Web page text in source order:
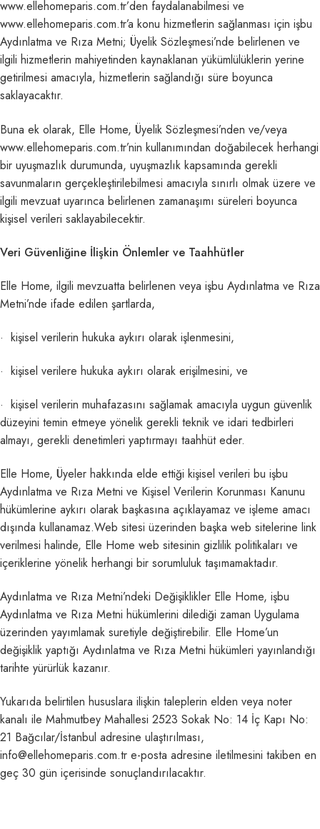
www.ellehomeparis.com.tr’den faydalanabilmesi ve
www.ellehomeparis.com.tr’a konu hizmetlerin sağlanması için işbu
Aydınlatma ve Rıza Metni; Üyelik Sözleşmesi’nde belirlenen ve
ilgili hizmetlerin mahiyetinden kaynaklanan yükümlülüklerin yerine
getirilmesi amacıyla, hizmetlerin sağlandığı süre boyunca
saklayacaktır.
Buna ek olarak, Elle Home, Üyelik Sözleşmesi’nden ve/veya
www.ellehomeparis.com.tr’nin kullanımından doğabilecek herhangi
bir uyuşmazlık durumunda, uyuşmazlık kapsamında gerekli
savunmaların gerçekleştirilebilmesi amacıyla sınırlı olmak üzere ve
ilgili mevzuat uyarınca belirlenen zamanaşımı süreleri boyunca
kişisel verileri saklayabilecektir.
Veri Güvenliğine İlişkin Önlemler ve Taahhütler
Elle Home, ilgili mevzuatta belirlenen veya işbu Aydınlatma ve Rıza
Metni’nde ifade edilen şartlarda,
· kişisel verilerin hukuka aykırı olarak işlenmesini,
· kişisel verilere hukuka aykırı olarak erişilmesini, ve
· kişisel verilerin muhafazasını sağlamak amacıyla uygun güvenlik
düzeyini temin etmeye yönelik gerekli teknik ve idari tedbirleri
almayı, gerekli denetimleri yaptırmayı taahhüt eder.
Elle Home, Üyeler hakkında elde ettiği kişisel verileri bu işbu
Aydınlatma ve Rıza Metni ve Kişisel Verilerin Korunması Kanunu
hükümlerine aykırı olarak başkasına açıklayamaz ve işleme amacı
dışında kullanamaz.Web sitesi üzerinden başka web sitelerine link
verilmesi halinde, Elle Home web sitesinin gizlilik politikaları ve
içeriklerine yönelik herhangi bir sorumluluk taşımamaktadır.
Aydınlatma ve Rıza Metni’ndeki Değişiklikler Elle Home, işbu
Aydınlatma ve Rıza Metni hükümlerini dilediği zaman Uygulama
üzerinden yayımlamak suretiyle değiştirebilir. Elle Home’un
değişiklik yaptığı Aydınlatma ve Rıza Metni hükümleri yayınlandığı
tarihte yürürlük kazanır.
Yukarıda belirtilen hususlara ilişkin taleplerin elden veya noter
kanalı ile Mahmutbey Mahallesi 2523 Sokak No: 14 İç Kapı No:
21 Bağcılar/İstanbul adresine ulaştırılması,
info@ellehomeparis.com.tr e-posta adresine iletilmesini takiben en
geç 30 gün içerisinde sonuçlandırılacaktır.